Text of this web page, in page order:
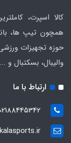
کالا اسپرت،
همچون تیپ ها،
حوزه تجهیزات
والیبال، بسکتبال و
ارتباط با ما